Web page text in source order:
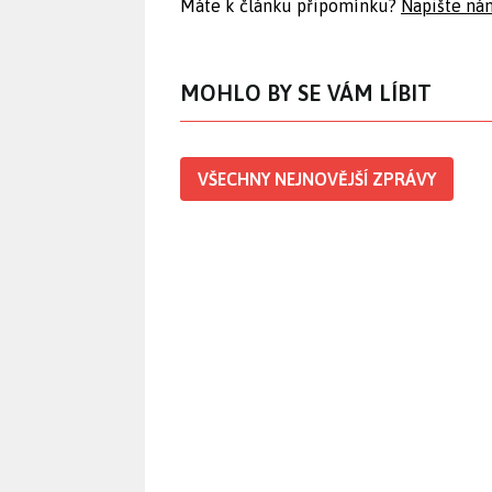
Máte k článku připomínku? Napište
MOHLO BY SE VÁM LÍBIT
VŠECHNY NEJNOVĚJŠÍ ZPRÁVY